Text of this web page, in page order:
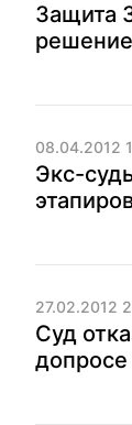
Защита
08.04.2012
Экс-
27.02.2012
Суд